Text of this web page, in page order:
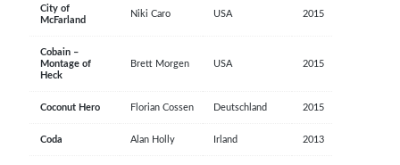
City of
McFarland
Niki Caro USA 2015
Cobain –
Montage of
Heck
Brett Morgen USA 2015
Coconut Hero Florian Cossen Deutschland 2015
Coda Alan Holly Irland 2013